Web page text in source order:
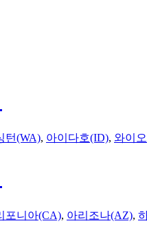
턴(WA), 아이다호(ID), 와이
포니아(CA), 아리조나(AZ),